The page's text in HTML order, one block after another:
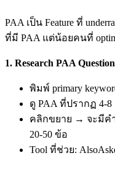
PAA เป็น Feature ที่
ที่มี PAA แต่น้อยคนที่
1. Research PAA
พิมพ์ primary
ดู PAA ที่ปรากฏ 4-
คลิกขยาย → จะมีค
20-50 ข้อ
Tool ที่ช่วย: